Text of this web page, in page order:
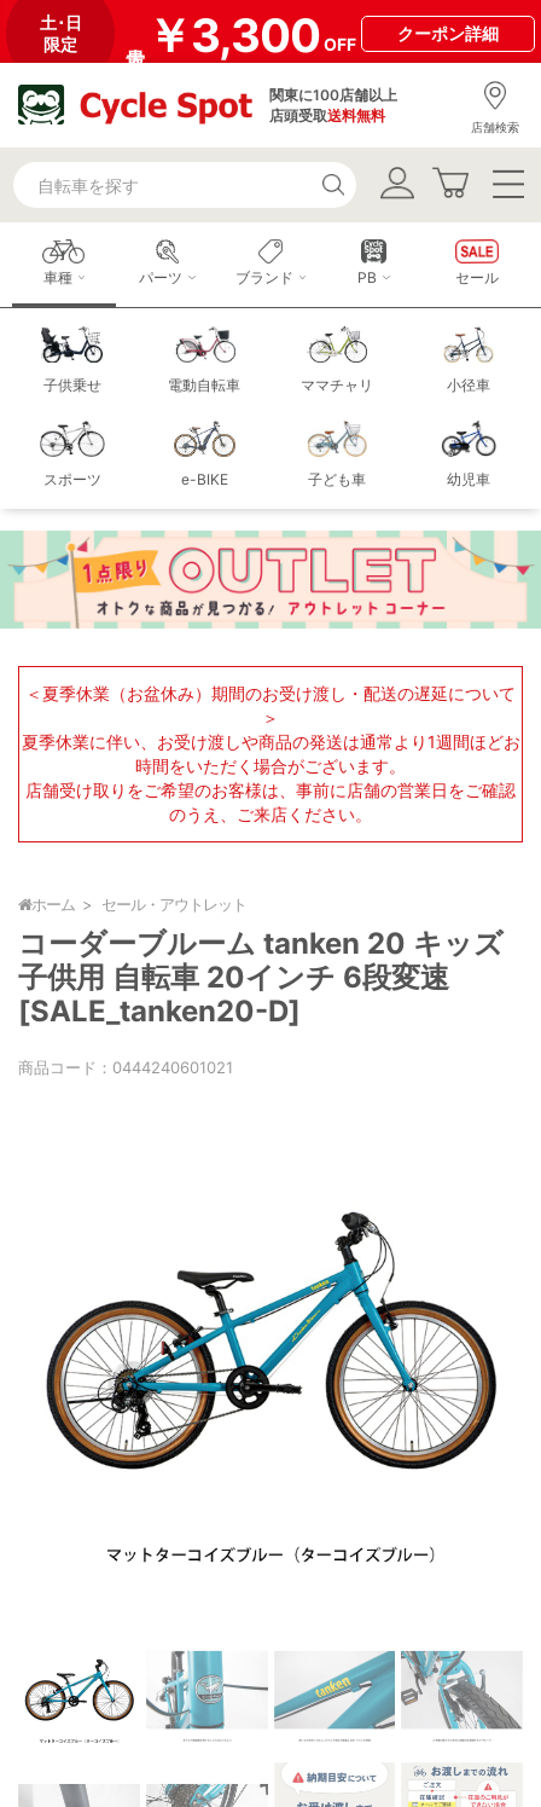
土･日
限定
￥3,300OFF
クーポン詳細
関東に100店舗以上
店頭受取送料無料
店舗検索
車種
子供乗せ 電動自転車 ママチャリ 小径車
スポーツ e-BIKE 子ども車 幼児車
パーツ ブランド PB セール
＜夏季休業（お盆休み）期間のお受け渡し・配送の遅延について
＞
夏季休業に伴い、お受け渡しや商品の発送は通常より1週間ほどお
時間をいただく場合がございます。
店舗受け取りをご希望のお客様は、事前に店舗の営業日をご確認
のうえ、ご来店ください。
ホーム セール・アウトレット
コーダーブルーム tanken 20 キッズ
子供用 自転車 20インチ 6段変速
[SALE_tanken20-D]
商品コード： 0444240601021